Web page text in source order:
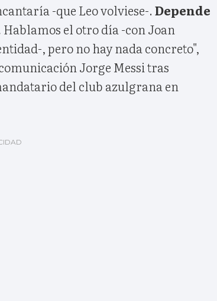
-que Leo volviese-.Depende
Hablamos el otro día -con Joan
, pero no hay nada concreto",
Jorge Messi tras
del club azulgrana en